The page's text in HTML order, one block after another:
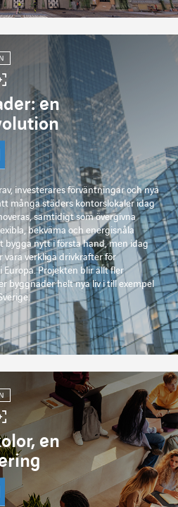
en
Facebook
Twitter
på
Dela per mejl
investerares förväntningar och nya
många städers kontorslokaler idag
samtidigt som övergivna
bekväma och energisnåla
bygga nytt i första hand, men idag
vara verkliga drivkrafter för
Projekten blir allt fler
byggnader helt nya liv i till exempel
en
Facebook
Twitter
på
Dela per mejl